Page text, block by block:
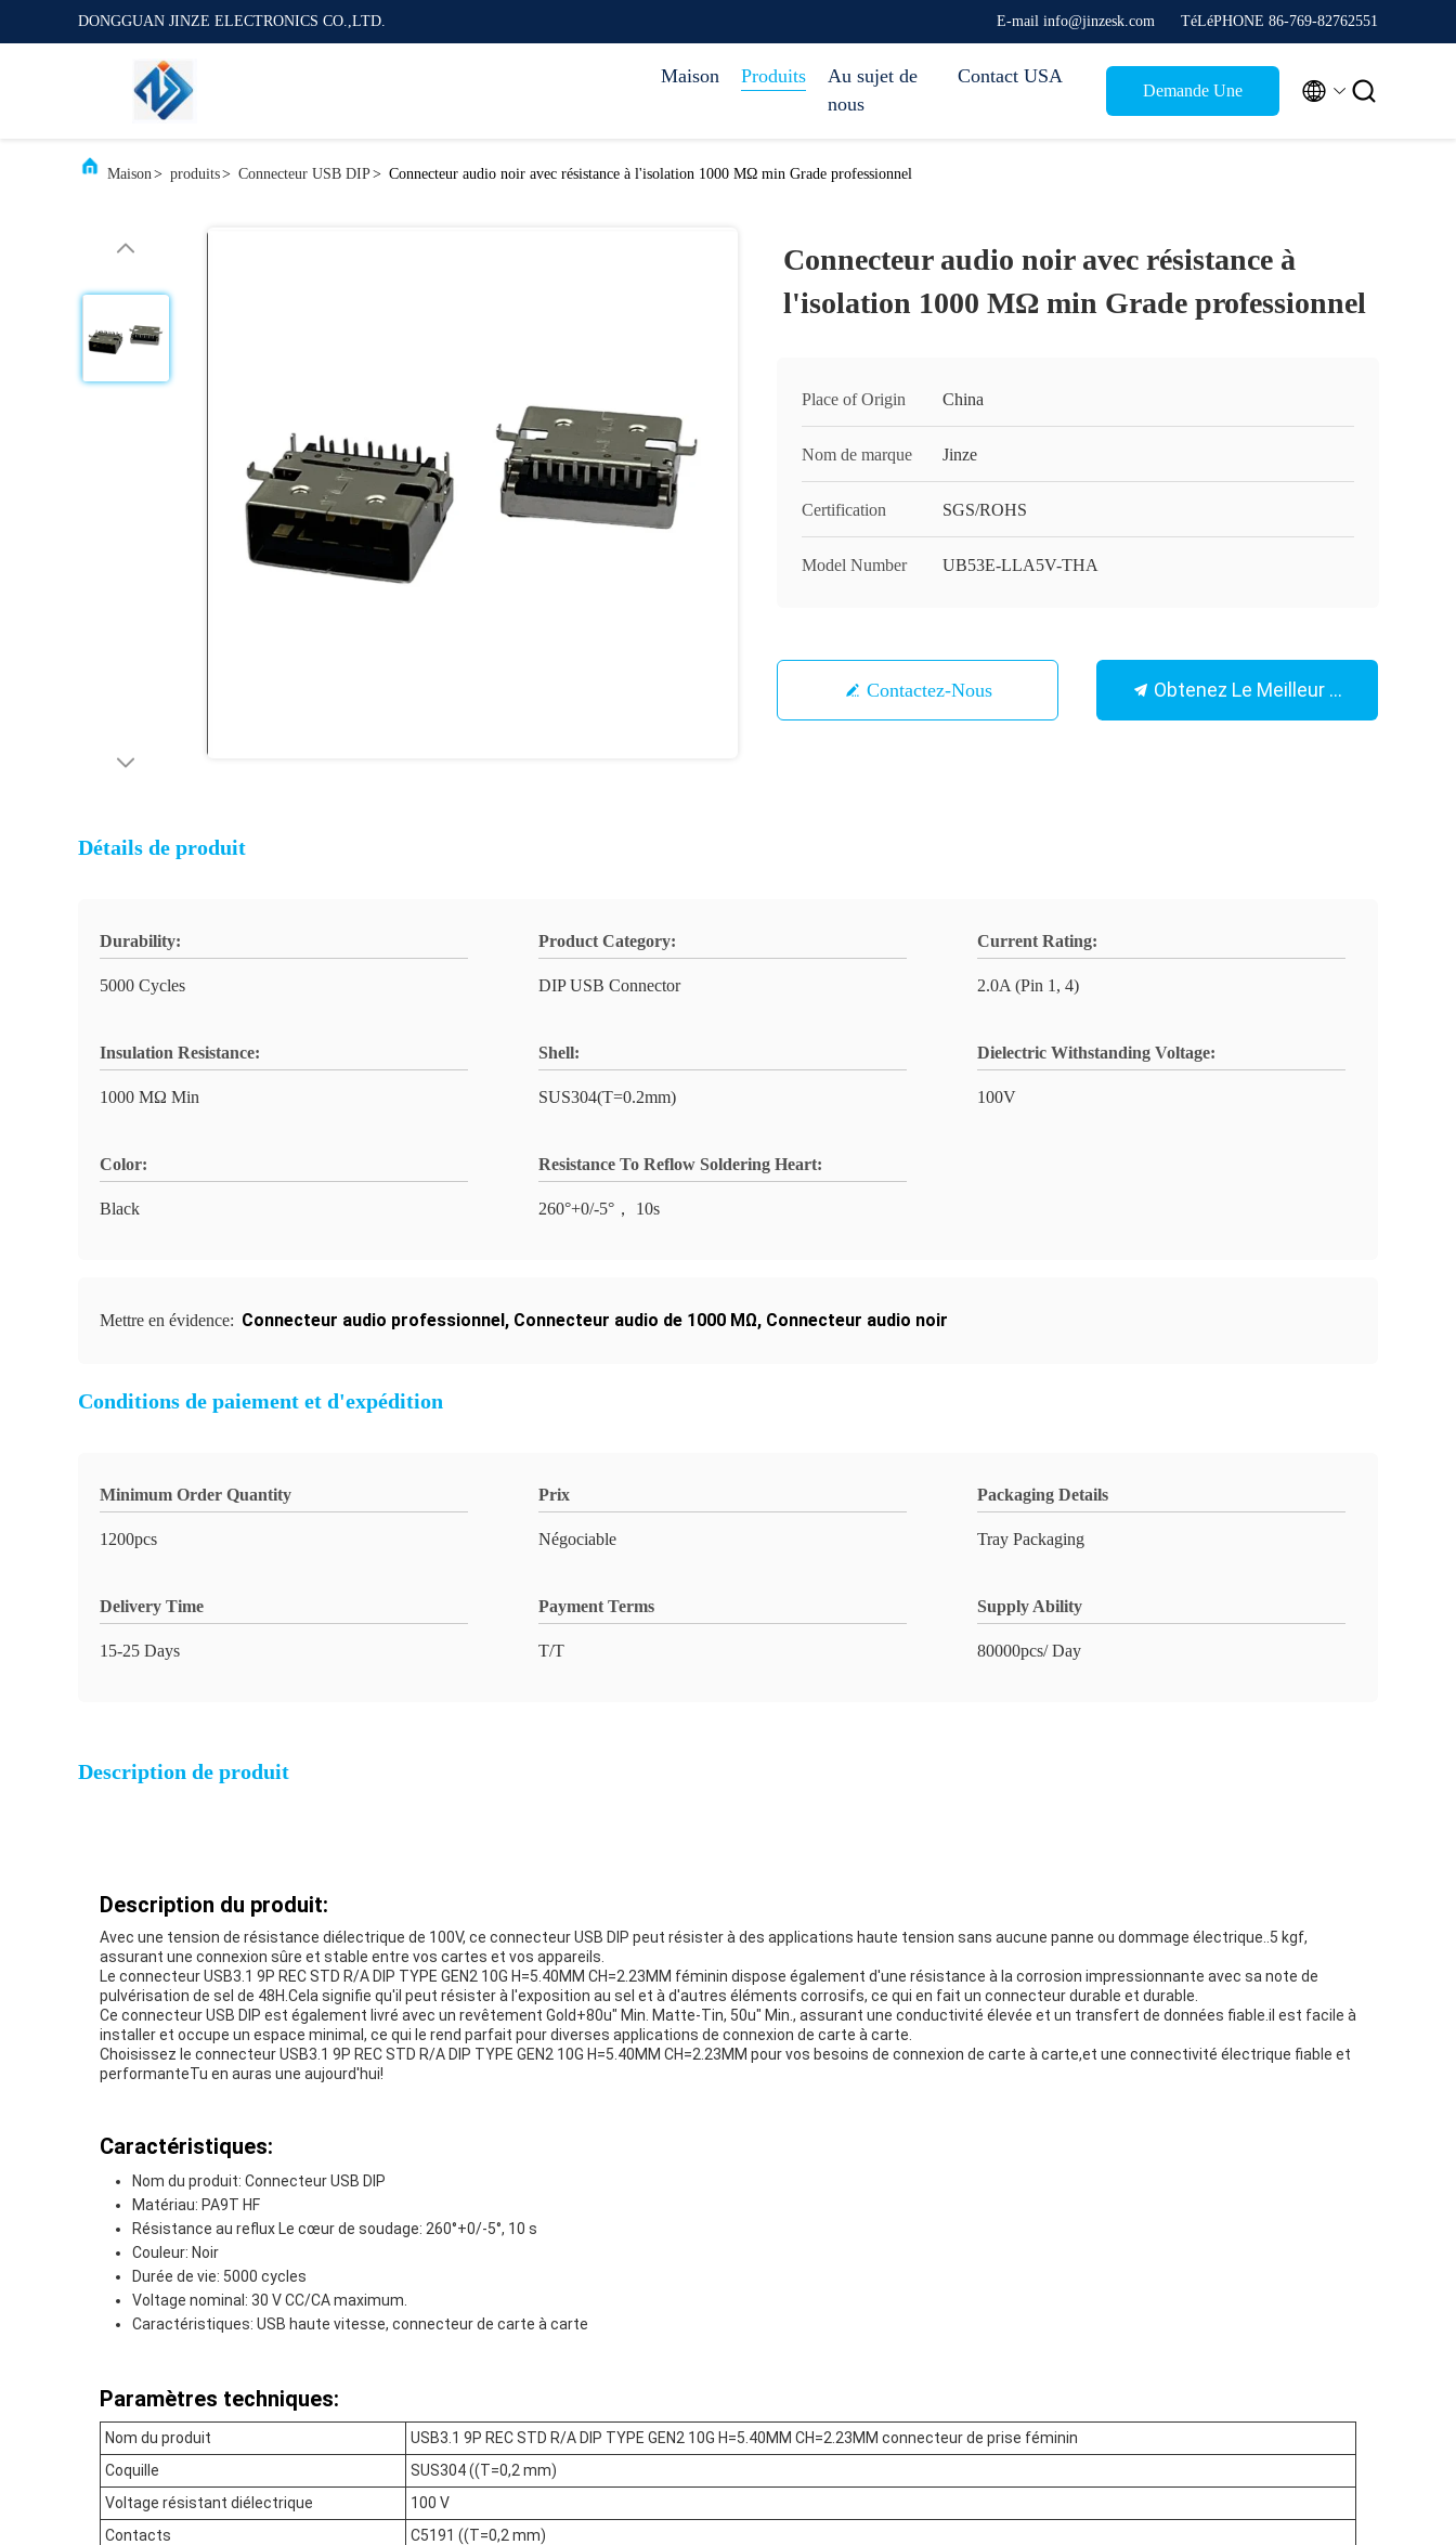
DONGGUAN JINZE ELECTRONICS CO.,LTD. E-mail info@jinzesk.com TéLéPHONE 86-769-82762551
Maison Produits
Au sujet de
nous
Contact USA
Demande Une  
Maison> produits> Connecteur USB DIP> Connecteur audio noir avec résistance à l'isolation 1000 MΩ min Grade professionnel
Connecteur audio noir avec résistance à
l'isolation 1000 MΩ min Grade professionnel
Place of Origin China
Nom de marque Jinze
Certification SGS/ROHS
Model Number UB53E-LLA5V-THA
Contactez-Nous Obtenez Le Meilleur Prix
Détails de produit
Durability:
5000 Cycles
Product Category:
DIP USB Connector
Current Rating:
2.0A (Pin 1, 4)
Insulation Resistance:
1000 MΩ Min
Shell:
SUS304(T=0.2mm)
Dielectric Withstanding Voltage:
100V
Color:
Black
Resistance To Reflow Soldering Heart:
260°+0/-5°， 10s
Mettre en évidence: Connecteur audio professionnel, Connecteur audio de 1000 MΩ, Connecteur audio noir
Conditions de paiement et d'expédition
Minimum Order Quantity
1200pcs
Prix
Négociable
Packaging Details
Tray Packaging
Delivery Time
15-25 Days
Payment Terms
T/T
Supply Ability
80000pcs/ Day
Description de produit
Description du produit:
Avec une tension de résistance diélectrique de 100V, ce connecteur USB DIP peut résister à des applications haute tension sans aucune panne ou dommage électrique..5 kgf,
assurant une connexion sûre et stable entre vos cartes et vos appareils.
Le connecteur USB3.1 9P REC STD R/A DIP TYPE GEN2 10G H=5.40MM CH=2.23MM féminin dispose également d'une résistance à la corrosion impressionnante avec sa note de
pulvérisation de sel de 48H.Cela signifie qu'il peut résister à l'exposition au sel et à d'autres éléments corrosifs, ce qui en fait un connecteur durable et durable.
Ce connecteur USB DIP est également livré avec un revêtement Gold+80u" Min. Matte-Tin, 50u" Min., assurant une conductivité élevée et un transfert de données fiable.il est facile à
installer et occupe un espace minimal, ce qui le rend parfait pour diverses applications de connexion de carte à carte.
Choisissez le connecteur USB3.1 9P REC STD R/A DIP TYPE GEN2 10G H=5.40MM CH=2.23MM pour vos besoins de connexion de carte à carte,et une connectivité électrique fiable et
performanteTu en auras une aujourd'hui!
Caractéristiques:
Nom du produit: Connecteur USB DIP
Matériau: PA9T HF
Résistance au reflux Le cœur de soudage: 260°+0/-5°, 10 s
Couleur: Noir
Durée de vie: 5000 cycles
Voltage nominal: 30 V CC/CA maximum.
Caractéristiques: USB haute vitesse, connecteur de carte à carte
Paramètres techniques:
Nom du produit
USB3.1 9P REC STD R/A DIP TYPE GEN2 10G H=5.40MM CH=2.23MM connecteur de prise féminin
Coquille
SUS304 ((T=0,2 mm)
Voltage résistant diélectrique
100 V
Contacts
C5191 ((T=0,2 mm)